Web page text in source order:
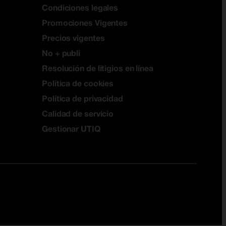
Condiciones legales
Promociones Vigentes
Precios vigentes
No + publi
Resolución de litigios en línea
Política de cookies
Política de privacidad
Calidad de servicio
Gestionar UTIQ